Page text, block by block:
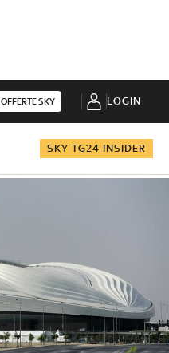
OFFERTE SKY LOGIN
SKY TG24 INSIDER